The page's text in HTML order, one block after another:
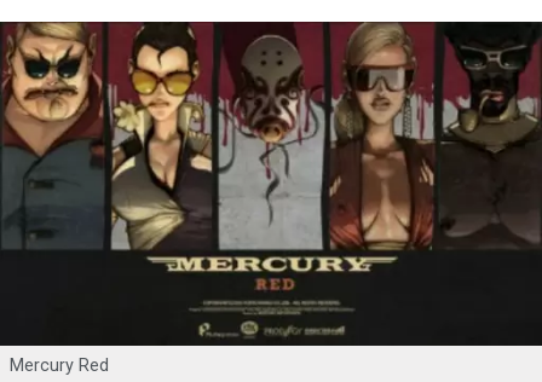
Mercury Red